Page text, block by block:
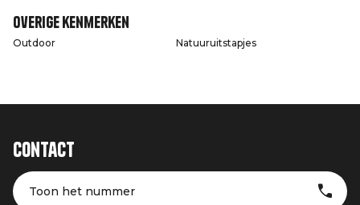
Overige kenmerken
Outdoor Natuuruitstapjes
Contact
Toon het nummer